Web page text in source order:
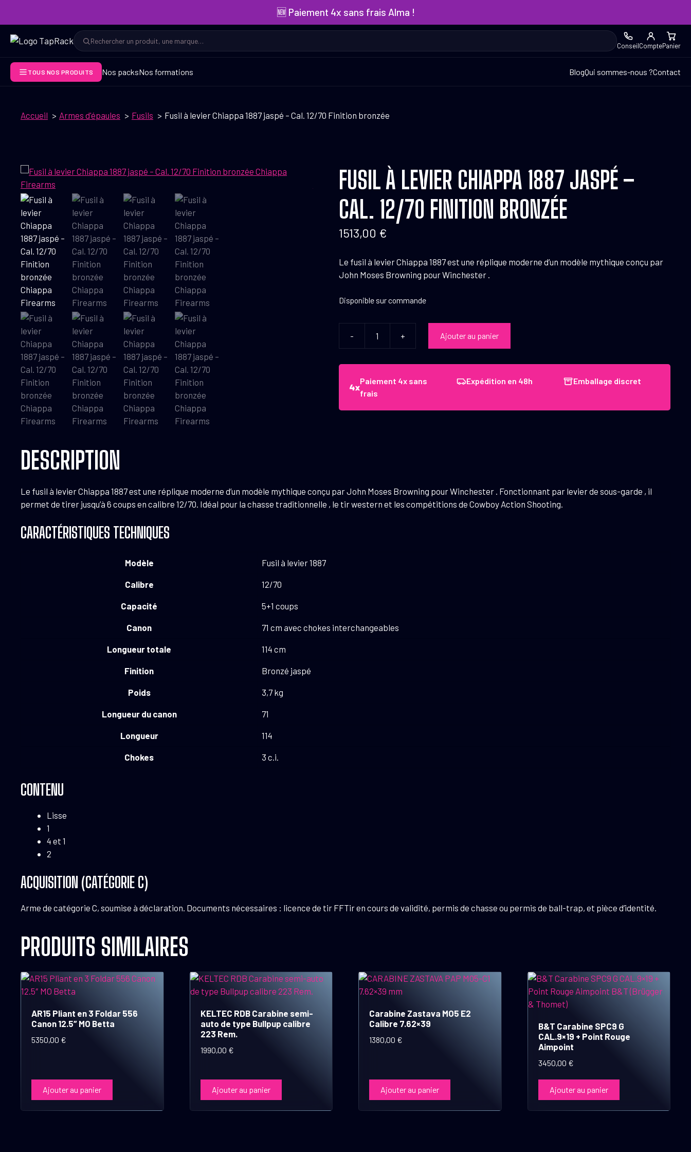
🆕 Paiement 4x sans frais Alma !
Rechercher
Rechercher ConseilComptePanier
TOUS NOS PRODUITS Nos packsNos formations BlogQui sommes-nous ?Contact
Accueil Armes d'épaules Fusils Fusil à levier Chiappa 1887 jaspé – Cal. 12/70 Finition bronzée
FUSIL À LEVIER CHIAPPA 1887 JASPÉ –
CAL. 12/70 FINITION BRONZÉE
1513,00 €
Le fusil à levier Chiappa 1887 est une réplique moderne d’un modèle mythique conçu par
John Moses Browning pour Winchester .
Disponible sur commande
-
Fusil
levier
bronzée
+ Ajouter au panier
Paiement 4x sans
frais
Expédition en 48h Emballage discret
DESCRIPTION
Le fusil à levier Chiappa 1887 est une réplique moderne d’un modèle mythique conçu par John Moses Browning pour Winchester . Fonctionnant par levier de sous-garde , il
permet de tirer jusqu’à 6 coups en calibre 12/70. Idéal pour la chasse traditionnelle , le tir western et les compétitions de Cowboy Action Shooting.
CARACTÉRISTIQUES TECHNIQUES
Modèle Fusil à levier 1887
Calibre 12/70
Capacité 5+1 coups
Canon 71 cm avec chokes interchangeables
Longueur totale 114 cm
Finition Bronzé jaspé
Poids 3,7 kg
Longueur du canon 71
Longueur 114
Chokes 3 c.i.
CONTENU
Lisse
1
4 et 1
2
ACQUISITION (CATÉGORIE C)
Arme de catégorie C, soumise à déclaration. Documents nécessaires : licence de tir FFTir en cours de validité, permis de chasse ou permis de ball-trap, et pièce d’identité.
PRODUITS SIMILAIRES
AR15 Pliant en 3 Foldar 556
Canon 12.5″ MO Betta
5350,00 €
Ajouter au panier
KELTEC RDB Carabine semi-
auto de type Bullpup calibre
223 Rem.
1990,00 €
Ajouter au panier
Carabine Zastava MO5 E2
Calibre 7.62×39
1380,00 €
Ajouter au panier
B&T Carabine SPC9 G
CAL.9×19 + Point Rouge
Aimpoint
3450,00 €
Ajouter au panier